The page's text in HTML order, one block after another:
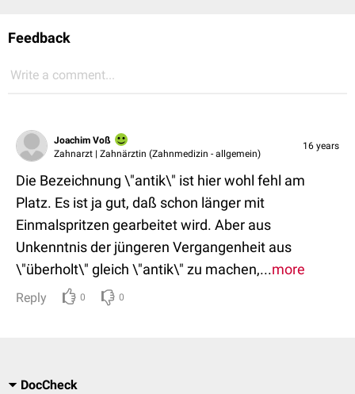
Feedback
Write a comment...
Joachim Voß
Zahnarzt | Zahnärztin (Zahnmedizin - allgemein)
16 years
Die Bezeichnung \"antik\" ist hier wohl fehl am
Platz. Es ist ja gut, daß schon länger mit
Einmalspritzen gearbeitet wird. Aber aus
Unkenntnis der jüngeren Vergangenheit aus
\"überholt\" gleich \"antik\" zu machen,...more
Reply 0 0
DocCheck